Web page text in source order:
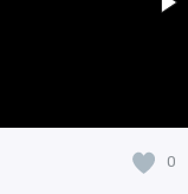
0